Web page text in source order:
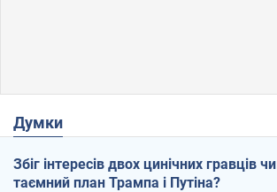
Думки
Збіг інтересів двох цинічних гравців чи
таємний план Трампа і Путіна?